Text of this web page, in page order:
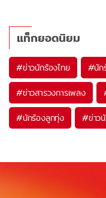
แท็กยอดนิยม
#ข่าวนักร้องไทย #นัก
#ข่าวสารวงการเพลง
#นักร้องลูกทุ่ง #ข่าว